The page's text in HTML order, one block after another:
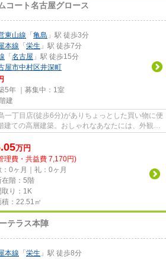
コート名古屋グロース
東山線 「 亀島 」駅 徒歩3分
本線 「 栄生 」駅 徒歩7分
「 名古屋 」駅 徒歩15分
屋市中村区井深町
5年 ｜募集中： 1室
建
一丁目店(徒歩6分)がありちょっとした買い物に便
建ての高層建築。おしゃれなあなたには、外観タ
万円
理費・共益費 7,170円)
：0ヶ月｜礼：0ヶ月
在階：5階
取り：1K
積：22.51㎡
テラス本陣
本線 「 栄生 」駅 徒歩8分